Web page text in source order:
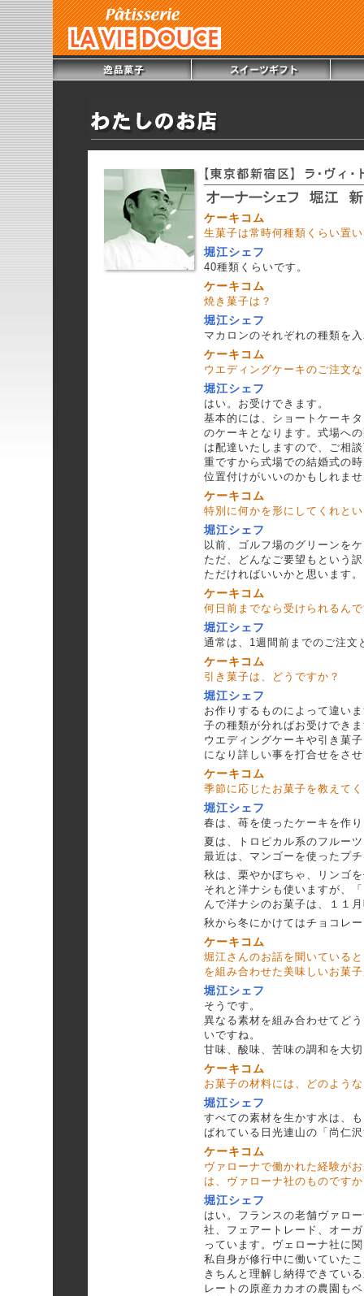
ケーキコム
生菓子は常時何種類くらい置
堀江シェフ
40種類くらいです。
ケーキコム
焼き菓子は？
堀江シェフ
マカロンのそれぞれの種類を
ケーキコム
ウエディングケーキのご注文
堀江シェフ
はい。お受けできます。
基本的には、ショートケーキ
のケーキとなります。式場へ
は配達いたしますので、ご相
重ですから式場での結婚式の
位置付けがいいのかもしれま
ケーキコム
特別に何かを形にしてくれと
堀江シェフ
以前、ゴルフ場のグリーンを
ただ、どんなご要望もという
ただければいいかと思います。
ケーキコム
何日前までなら受けられるん
堀江シェフ
通常は、1週間前までのご注文
ケーキコム
引き菓子は、どうですか？
堀江シェフ
お作りするものによって違い
子の種類が分ればお受けでき
ウエディングケーキや引き菓
になり詳しい事を打合せをさ
ケーキコム
季節に応じたお菓子を教えて
堀江シェフ
春は、苺を使ったケーキを作
夏は、トロピカル系のフルー
最近は、マンゴーを使ったプ
秋は、栗やかぼちゃ、リンゴ
それと洋ナシも使いますが、
んで洋ナシのお菓子は、１１
秋から冬にかけてはチョコレ
ケーキコム
堀江さんのお話を聞いている
を組み合わせた美味しいお菓
堀江シェフ
そうです。
異なる素材を組み合わせてど
いですね。
甘味、酸味、苦味の調和を大
ケーキコム
お菓子の材料には、どのよう
堀江シェフ
すべての素材を生かす水は、
ばれている日光連山の「尚仁
ケーキコム
ヴァローナで働かれた経験が
は、ヴァローナ社のものです
堀江シェフ
はい。フランスの老舗ヴァロ
社、フェアートレード、オー
っています。ヴェローナ社に
私自身が修行中に働いていた
きちんと理解し納得できてい
レートの原産カカオの農園も